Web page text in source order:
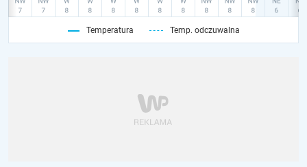
Temperatura Temp. odczuwalna